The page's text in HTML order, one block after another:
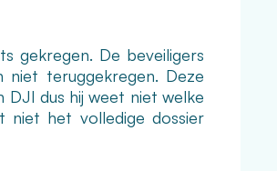
gekregen. De beveiligers
teruggekregen. Deze
dus hij weet niet welke
niet het volledige dossier